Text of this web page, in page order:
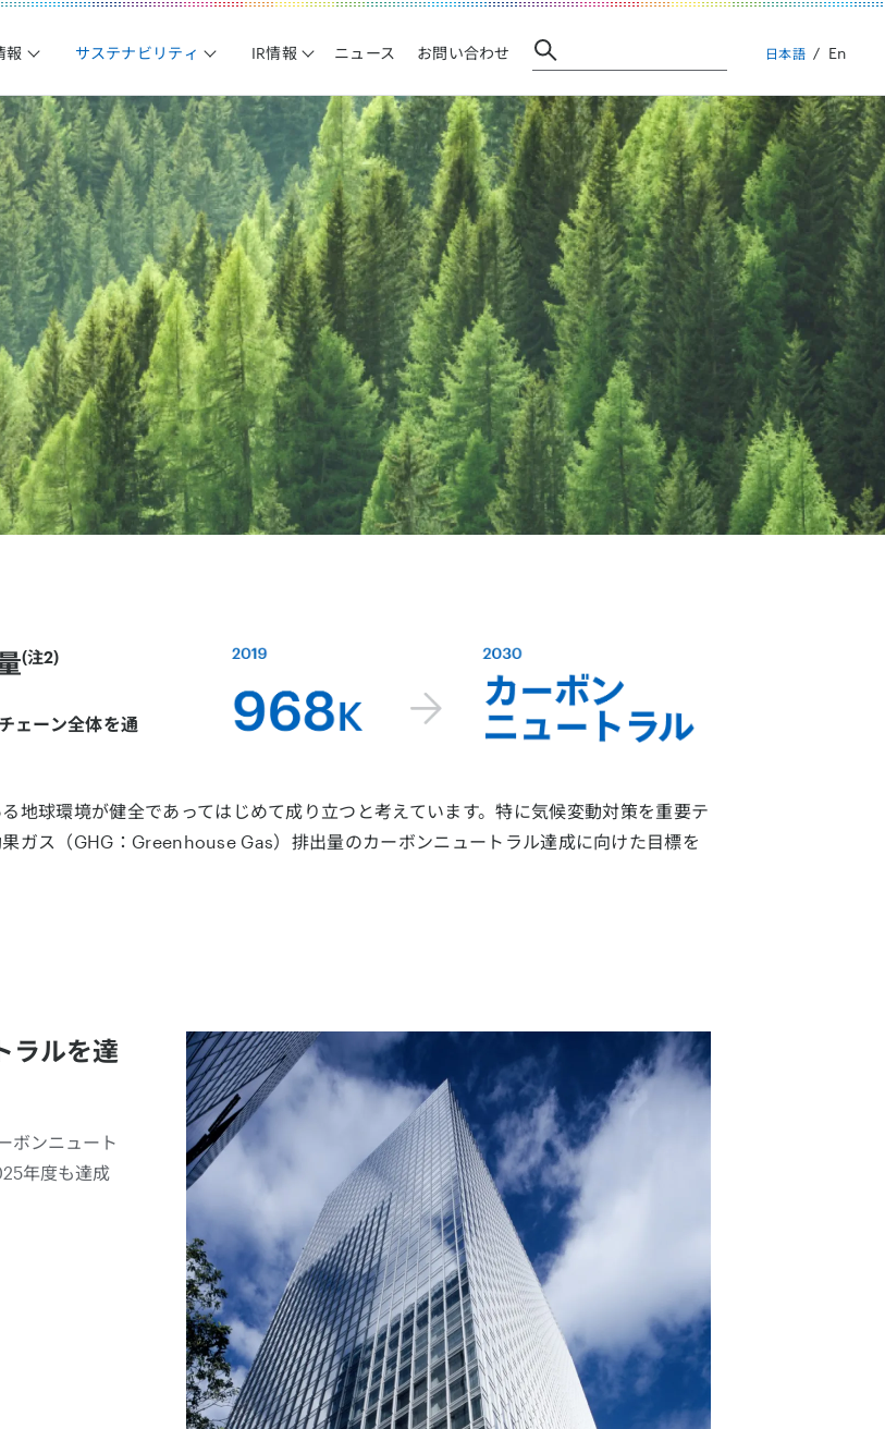
報 サステナビリティ IR情報 ニュース お問い合わせ 日本語 En
(注2)
ェーン全体を通
地球環境が健全であってはじめて成り⽴つと考えています。特に気候変動対策を重要テ
ガス（GHG：Greenhouse Gas）排出量のカーボンニュートラル達成に向けた⽬標を
ラルを達
ボンニュート
年度も達成